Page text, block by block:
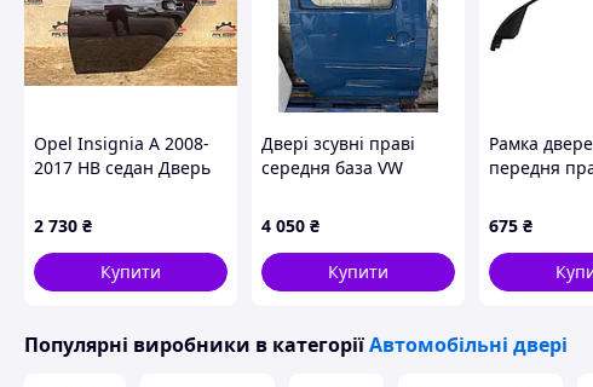
Opel Insignia A 2008-
2017 HB седан Дверь
2 730 ₴
Купити
Двері зсувні праві
середня база VW
4 050 ₴
Купити
Рамка
передня
2015-2019
51337350498
675 ₴
Популярні виробники в категоріїАвтомобільні двері